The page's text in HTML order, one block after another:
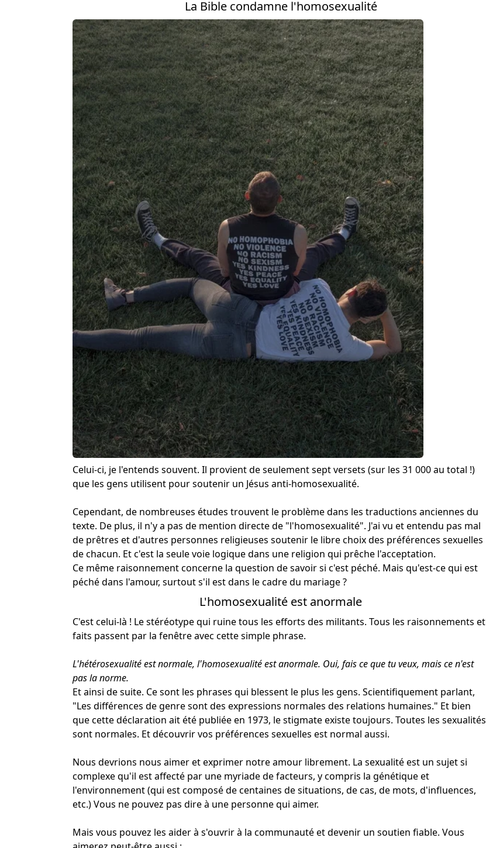
La Bible condamne l'homosexualité
Celui-ci, je l'entends souvent. Il provient de seulement sept versets (sur les 31 000 au total !)
que les gens utilisent pour soutenir un Jésus anti-homosexualité.
Cependant, de nombreuses études trouvent le problème dans les traductions anciennes du
texte. De plus, il n'y a pas de mention directe de "l'homosexualité". J'ai vu et entendu pas mal
de prêtres et d'autres personnes religieuses soutenir le libre choix des préférences sexuelles
de chacun. Et c'est la seule voie logique dans une religion qui prêche l'acceptation.
Ce même raisonnement concerne la question de savoir si c'est péché. Mais qu'est-ce qui est
péché dans l'amour, surtout s'il est dans le cadre du mariage ?
L'homosexualité est anormale
C'est celui-là ! Le stéréotype qui ruine tous les efforts des militants. Tous les raisonnements et
faits passent par la fenêtre avec cette simple phrase.
L'hétérosexualité est normale, l'homosexualité est anormale. Oui, fais ce que tu veux, mais ce n'est
pas la norme.
Et ainsi de suite. Ce sont les phrases qui blessent le plus les gens. Scientifiquement parlant,
"Les différences de genre sont des expressions normales des relations humaines." Et bien
que cette déclaration ait été publiée en 1973, le stigmate existe toujours. Toutes les sexualités
sont normales. Et découvrir vos préférences sexuelles est normal aussi.
Nous devrions nous aimer et exprimer notre amour librement. La sexualité est un sujet si
complexe qu'il est affecté par une myriade de facteurs, y compris la génétique et
l'environnement (qui est composé de centaines de situations, de cas, de mots, d'influences,
etc.) Vous ne pouvez pas dire à une personne qui aimer.
Mais vous pouvez les aider à s'ouvrir à la communauté et devenir un soutien fiable. Vous